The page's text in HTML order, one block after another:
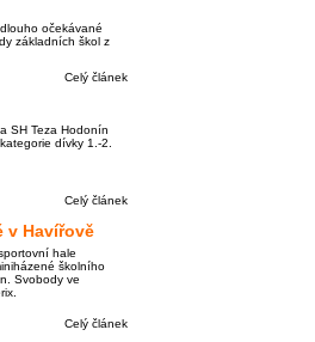
očekávané
základních škol z
Celý článek
SH Teza Hodonín
dívky 1.-2.
Celý článek
v Havířově
hale
školního
Svobody ve
Celý článek